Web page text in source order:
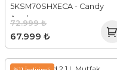
5KSM70SHXECA - Candy
Apple
67.999 ₺
72.999 ₺